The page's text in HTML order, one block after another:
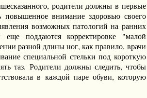
родители должны в первые
повышенное внимание здоровью своего
возможных патологий на ранних
еще поддаются корректировке "малой
разной длины ног, как правило, врачи
специальной стельки под короткую
таз. Родители должны следить, чтобы
в каждой паре обуви, которую